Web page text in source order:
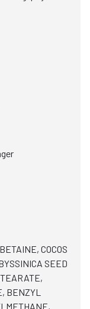
COCOS
SEED
BENZYL